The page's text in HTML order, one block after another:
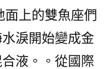
上的雙魚座們
淚開始變成金
液。。從國際